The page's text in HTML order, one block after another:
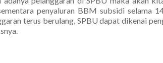
penyaluran BBM subsidi selama
terus berulang, SPBU dapat dikenai